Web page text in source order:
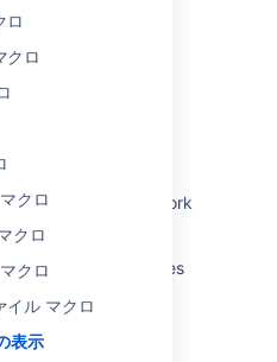
ロ
クロ
クロ
クロ
クロ
イル マクロ
表示
File macros with the
doesn't work
running on Windows
Load Attached Files